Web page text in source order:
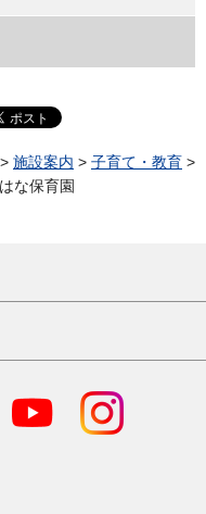
> 施設案内 > 子育て・教育 >
な保育園